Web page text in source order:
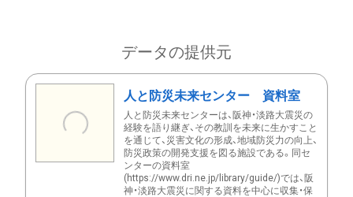
データの提供元
人と防災未来センター 資料室
人と防災未来センターは、阪神・淡路大震災の
経験を語り継ぎ、その教訓を未来に生かすこと
を通じて、災害文化の形成、地域防災力の向上、
防災政策の開発支援を図る施設である。同セ
ンターの資料室
(https://www.dri.ne.jp/library/guide/)では、阪
神・淡路大震災に関する資料を中心に収集・保